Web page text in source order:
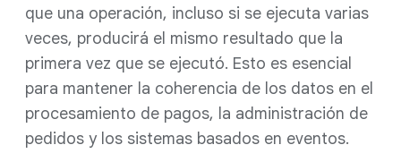
que una operación, incluso si se ejecuta varias
veces, producirá el mismo resultado que la
primera vez que se ejecutó. Esto es esencial
para mantener la coherencia de los datos en el
procesamiento de pagos, la administración de
pedidos y los sistemas basados en eventos.